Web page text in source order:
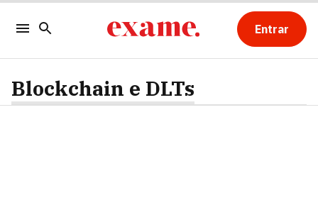
Entrar
Blockchain e DLTs